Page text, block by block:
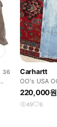
36
Carhartt
OO's USA
츠 칼하트
220,000원
49 6